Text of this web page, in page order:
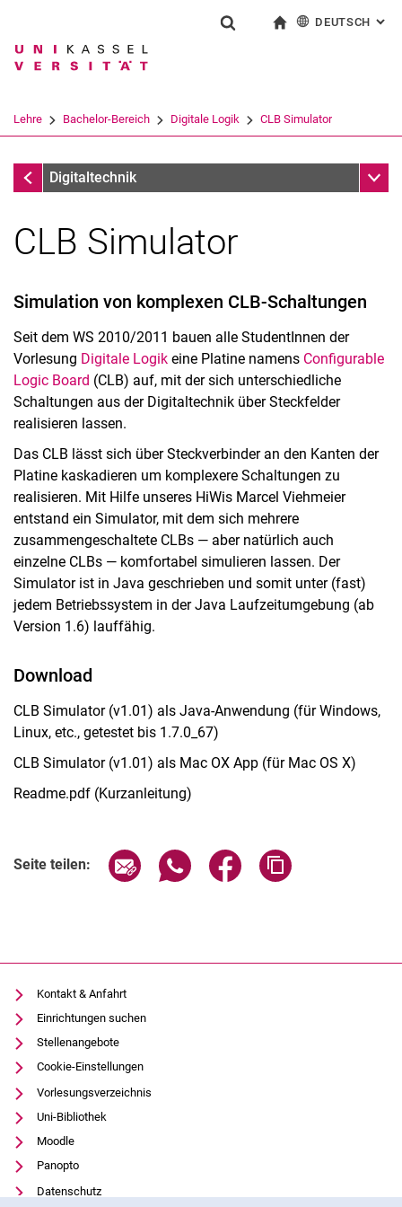
Springe direkt zu: Inhalt
Springe direkt zu: Suche
Springe direkt zu:
Suchbegriff
Suchen (öffnet externen Link in einem
DEUTSCH :
Lehre Bachelor-Bereich Digitale Logik CLB Simulator
Digitale Logik
Digitaltechnik
Bachelor-Bereich
Digitale Logik
Digitale Systeme
Praktikum Digitaltechnik
VHDL-Kurs und -Praktikum
Digitale Signalverarbeitung...
Master-Bereich
Projekt im FG
Seminare
Technikfolgenabschätzung
ECE Seminar
CLB Simulator
Simulation von komplexen CLB-Schaltungen
Seit dem WS 2010/2011 bauen alle StudentInnen der
Vorlesung Digitale Logik eine Platine namens Configurable
Logic Board (CLB) auf, mit der sich unterschiedliche
Schaltungen aus der Digitaltechnik über Steckfelder
realisieren lassen.
Das CLB lässt sich über Steckverbinder an den Kanten der
Platine kaskadieren um komplexere Schaltungen zu
realisieren. Mit Hilfe unseres HiWis Marcel Viehmeier
entstand ein Simulator, mit dem sich mehrere
zusammengeschaltete CLBs — aber natürlich auch
einzelne CLBs — komfortabel simulieren lassen. Der
Simulator ist in Java geschrieben und somit unter (fast)
jedem Betriebssystem in der Java Laufzeitumgebung (ab
Version 1.6) lauffähig.
Download
CLB Simulator (v1.01) als Java-Anwendung (für Windows,
Linux, etc., getestet bis 1.7.0_67)
CLB Simulator (v1.01) als Mac OX App (für Mac OS X)
Readme.pdf (Kurzanleitung)
Seite teilen: Seite über E-Mail teilen
Seite über WhatsApp teilen
Seite über Facebook
Kontakt & Anfahrt
Einrichtungen suchen
Stellenangebote
Cookie-Einstellungen
Vorlesungsverzeichnis
Uni-Bibliothek
Moodle
Panopto
Datenschutz